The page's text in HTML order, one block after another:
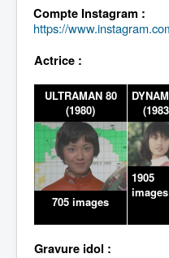
Compte Instagram :
https://
Actrice :
ULTRAMAN 80
(1980)
705 images
1905
images
Gravure idol :